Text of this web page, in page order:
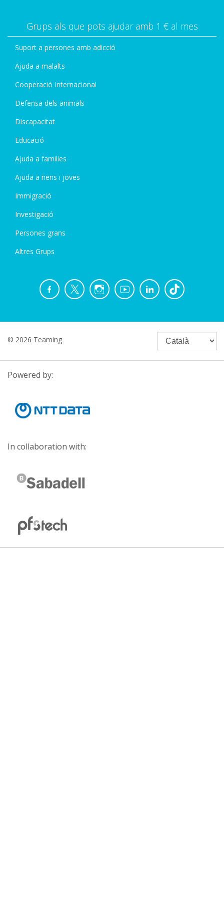
Grups als que pots ajudar amb 1 € al mes
Suport a persones amb adicció
Ajuda a malalts
Cooperació Internacional
Defensa dels animals
Discapacitat
Educació
Ajuda a families
Ajuda a nens i joves
Immigració
Investigació
Persones grans
Altres Grups
© 2026 Teaming
Powered by:
In collaboration with: